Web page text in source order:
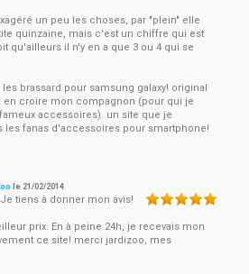
un peu les choses, par "plein" elle
quinzaine, mais c'est un chiffre qui est
qu'ailleurs il n'y en a que 3 ou 4 qui se
brassard pour samsung galaxy! original
en croire mon compagnon (pour qui je
accessoires). un site que je
les fanas d'accessoires pour smartphone!
le 21/02/2014
tiens à donner mon avis!
prix. En à peine 24h, je recevais mon
ce site! merci jardizoo, mes